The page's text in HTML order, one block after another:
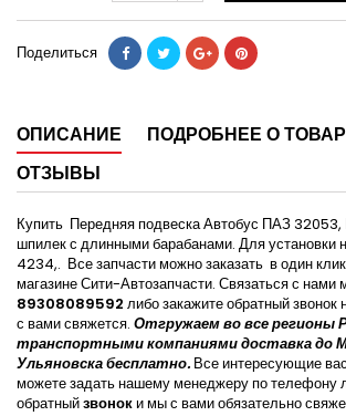
Поделиться
ОПИСАНИЕ
ПОДРОБНЕЕ О
ОТЗЫВЫ
Купить Передняя подвеска Автобус ПАЗ
шпилек с длинными барабанами. Для
4234,. Все запчасти можно заказать в один
магазине Сити-Автозапчасти. Связаться с
89308089592 либо закажите обратный
с вами свяжется. Отгружаем во все регионы
транспортными компаниями доставка до
Ульяновска бесплатно. Все интересующие
можете задать нашему менеджеру по телефону
обратныйзвоноки мы с вами обязательно